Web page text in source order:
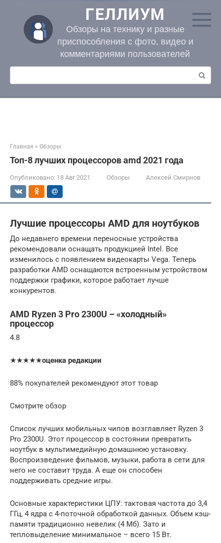
контенту
ГЕЛЛИУМ
Обзоры на технику и разные
приспособления с фото, видео и
комментариями пользователей
Поиск:
Главная » Обзоры
Топ-8 лучших процессоров amd 2021 года
Опубликовано: 18 Авг 2021 Обзоры Алексей Смирнов
Лучшие процессоры AMD для ноутбуков
До недавнего времени переносные устройства
рекомендовали оснащать продукцией Intel. Все
изменилось с появлением видеокарты Vega. Теперь
разработки AMD оснащаются встроенным устройством
поддержки графики, которое работает лучше
конкурентов.
AMD Ryzen 3 Pro 2300U – «холодный»
процессор
4.8
★★★★★оценка редакции
88% покупателей рекомендуют этот товар
Смотрите обзор
Список лучших мобильных чипов возглавляет Ryzen 3
Pro 2300U. Этот процессор в состоянии превратить
ноутбук в мультимедийную домашнюю установку.
Воспроизведение фильмов, музыки, работа в сети для
него не составит труда. А еще он способен
поддерживать средние игры.
Основные характеристики ЦПУ: тактовая частота до 3,4
ГГц, 4 ядра с 4-поточной обработкой данных. Объем кэш-
памяти традиционно невелик (4 Мб). Зато и
тепловыделение минимальное – всего 15 Вт.